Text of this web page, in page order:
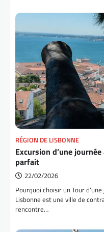
RÉGION DE LISBONNE
Excursion d’une
parfait
22/02/2026
Pourquoi choisir un Tour
Lisbonne est une ville de
rencontre…